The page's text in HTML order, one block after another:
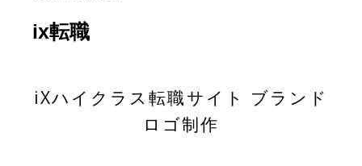
ix転職
iXハイクラス転職サイト ブランド
ロゴ制作